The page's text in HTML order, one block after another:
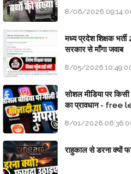
8/06/2026
मध्य प्रदेश शिक्षक भर्ती
सरकार से माँगा जवाब
8/05/2026
सोशल मीडिया पर
का प्रावधान - free
8/01/2026
राहुकाल से डरना क्यों